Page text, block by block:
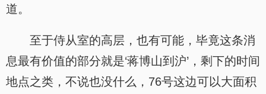
道。
至于侍从室的高层，也有可能，毕竟这条消
息最有价值的部分就是‘蒋博山到沪’，剩下的时间
地点之类，不说也没什么，76号这边可以大面积